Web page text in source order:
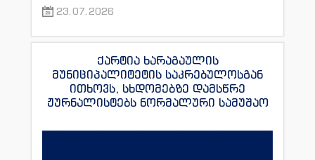
23.07.2026
ქარტია ხარაგაულის
მუნიციპალიტეტის საკრებულოსგან
ითხოვს, სხდომებზე დამსწრე
ჟურნალისტებს ნორმალური სამუშაო